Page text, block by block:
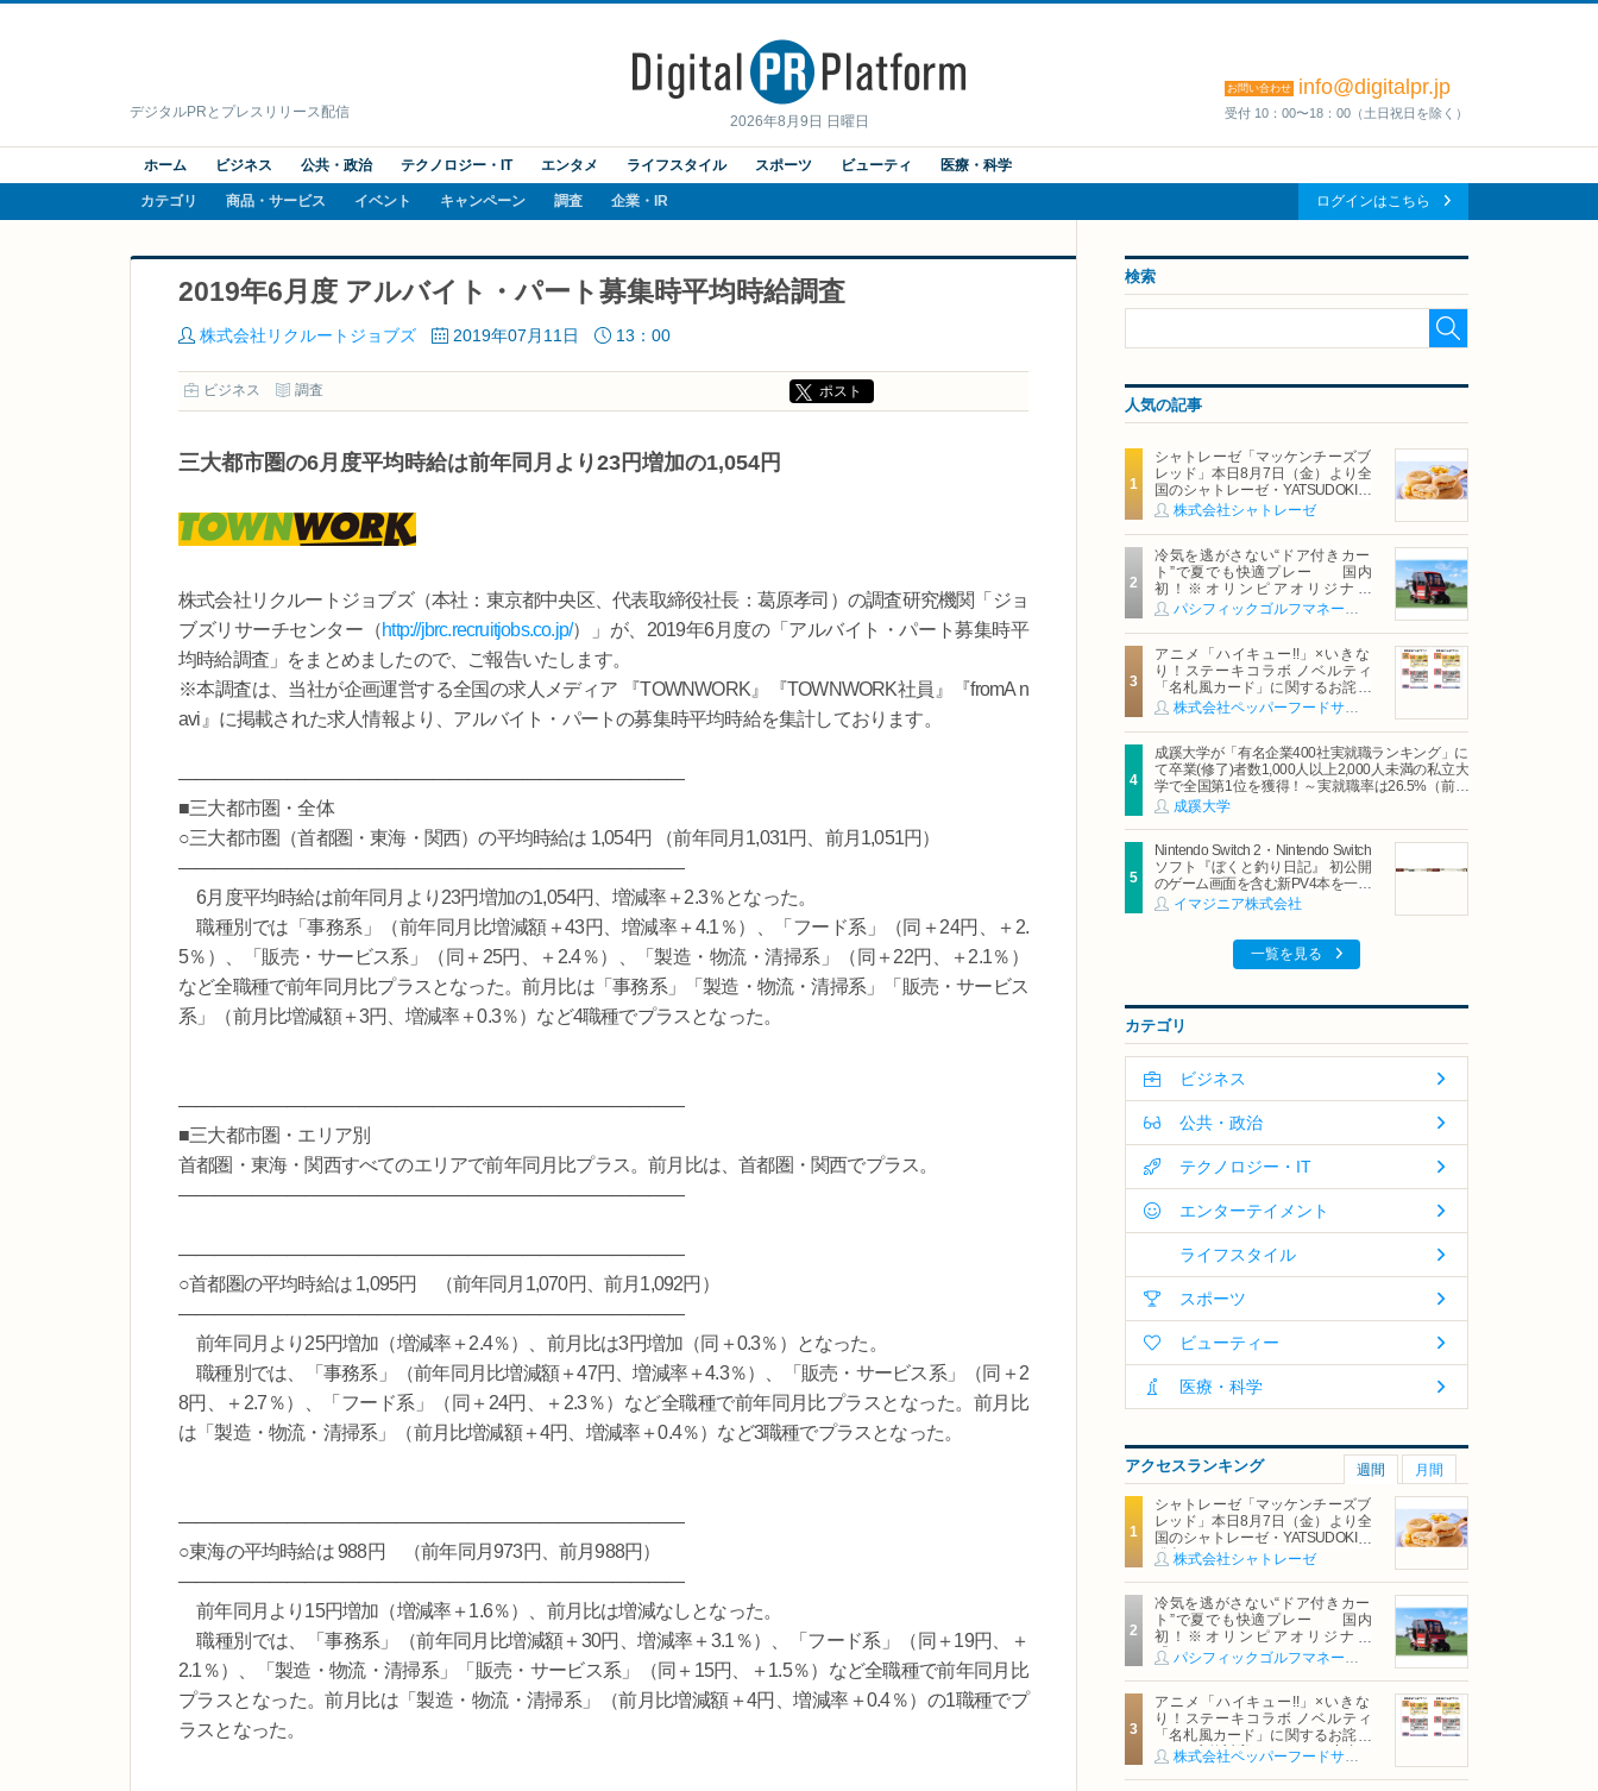
2026年8月9日 日曜日
デジタルPRとプレスリリース配信
お問い合わせ info@digitalpr.jp
受付 10：00〜18：00（土日祝日を除く）
ホーム ビジネス 公共・政治 テクノロジー・IT エンタメ ライフスタイル スポーツ ビューティ 医療・科学
カテゴリ 商品・サービス イベント キャンペーン 調査 企業・IR ログインはこちら
2019年6月度 アルバイト・パート募集時平均時給調査
株式会社リクルートジョブズ 2019年07月11日 13：00
ビジネス 調査 ポスト
三大都市圏の6月度平均時給は前年同月より23円増加の1,054円
株式会社リクルートジョブズ（本社：東京都中央区、代表取締役社長：葛原孝司）の調査研究機関「ジョ
ブズリサーチセンター（http://jbrc.recruitjobs.co.jp/）」が、2019年6月度の「アルバイト・パート募集時平
均時給調査」をまとめましたので、ご報告いたします。
※本調査は、当社が企画運営する全国の求人メディア 『TOWNWORK』『TOWNWORK社員』『fromA n
avi』に掲載された求人情報より、アルバイト・パートの募集時平均時給を集計しております。
――――――――――――――――――――――――――――
■三大都市圏・全体
○三大都市圏（首都圏・東海・関西）の平均時給は 1,054円 （前年同月1,031円、前月1,051円）
――――――――――――――――――――――――――――
6月度平均時給は前年同月より23円増加の1,054円、増減率＋2.3％となった。
職種別では「事務系」（前年同月比増減額＋43円、増減率＋4.1％）、「フード系」（同＋24円、＋2.
5％）、「販売・サービス系」（同＋25円、＋2.4％）、「製造・物流・清掃系」（同＋22円、＋2.1％）
など全職種で前年同月比プラスとなった。前月比は「事務系」「製造・物流・清掃系」「販売・サービス
系」（前月比増減額＋3円、増減率＋0.3％）など4職種でプラスとなった。
――――――――――――――――――――――――――――
■三大都市圏・エリア別
首都圏・東海・関西すべてのエリアで前年同月比プラス。前月比は、首都圏・関西でプラス。
――――――――――――――――――――――――――――
――――――――――――――――――――――――――――
○首都圏の平均時給は 1,095円 （前年同月1,070円、前月1,092円）
――――――――――――――――――――――――――――
前年同月より25円増加（増減率＋2.4％）、前月比は3円増加（同＋0.3％）となった。
職種別では、「事務系」（前年同月比増減額＋47円、増減率＋4.3％）、「販売・サービス系」（同＋2
8円、＋2.7％）、「フード系」（同＋24円、＋2.3％）など全職種で前年同月比プラスとなった。前月比
は「製造・物流・清掃系」（前月比増減額＋4円、増減率＋0.4％）など3職種でプラスとなった。
――――――――――――――――――――――――――――
○東海の平均時給は 988円 （前年同月973円、前月988円）
――――――――――――――――――――――――――――
前年同月より15円増加（増減率＋1.6％）、前月比は増減なしとなった。
職種別では、「事務系」（前年同月比増減額＋30円、増減率＋3.1％）、「フード系」（同＋19円、＋
2.1％）、「製造・物流・清掃系」「販売・サービス系」（同＋15円、＋1.5％）など全職種で前年同月比
プラスとなった。前月比は「製造・物流・清掃系」（前月比増減額＋4円、増減率＋0.4％）の1職種でプ
ラスとなった。
検索
人気の記事
シャトレーゼ「マッケンチーズブ
レッド」本日8月7日（金）より全
国のシャトレーゼ・YATSUDOKIで
発売株式会社シャトレーゼ
冷気を逃がさない“ドア付きカー
ト”で夏でも快適プレー 国内
初！※オリンピアオリジナル
「AirCon Cart（エアコンカー
ト）」導入 | ＰＧＭ
アニメ「ハイキュー!!」×いきな
り！ステーキコラボ ノベルティ
「名札風カード」に関するお詫び
および交換対応についてのご案内
成蹊大学が「有名企業400社実就職ランキング」に
て卒業(修了)者数1,000人以上2,000人未満の私立大
学で全国第1位を獲得！～実就職率は26.5%（前年
比＋4.3pt）に伸長、東京の私立大学でも10位にラ
ンクイン～
成蹊大学
Nintendo Switch 2・Nintendo Switch
ソフト『ぼくと釣り日記』 初公開
のゲーム画面を含む新PV4本を一挙
公開！イマジニア株式会社
一覧を見る
カテゴリ
ビジネス
公共・政治
テクノロジー・IT
エンターテイメント
ライフスタイル
スポーツ
ビューティー
医療・科学
アクセスランキング 週間 月間
シャトレーゼ「マッケンチーズブ
レッド」本日8月7日（金）より全
国のシャトレーゼ・YATSUDOKIで
発売株式会社シャトレーゼ
冷気を逃がさない“ドア付きカー
ト”で夏でも快適プレー 国内
初！※オリンピアオリジナル
「AirCon Cart（エアコンカー
ト）」導入 | ＰＧＭ
アニメ「ハイキュー!!」×いきな
り！ステーキコラボ ノベルティ
「名札風カード」に関するお詫び
および交換対応についてのご案内